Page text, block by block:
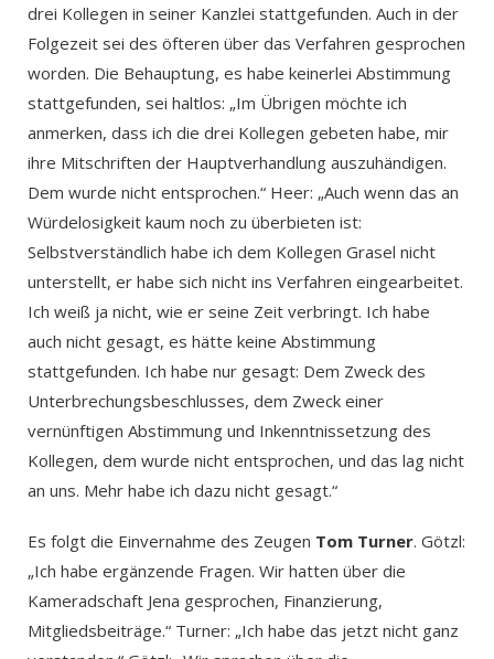
drei Kollegen in seiner Kanzlei stattgefunden. Auch in der
Folgezeit sei des öfteren über das Verfahren gesprochen
worden. Die Behauptung, es habe keinerlei Abstimmung
stattgefunden, sei haltlos: „Im Übrigen möchte ich
anmerken, dass ich die drei Kollegen gebeten habe, mir
ihre Mitschriften der Hauptverhandlung auszuhändigen.
Dem wurde nicht entsprochen.“ Heer: „Auch wenn das an
Würdelosigkeit kaum noch zu überbieten ist:
Selbstverständlich habe ich dem Kollegen Grasel nicht
unterstellt, er habe sich nicht ins Verfahren eingearbeitet.
Ich weiß ja nicht, wie er seine Zeit verbringt. Ich habe
auch nicht gesagt, es hätte keine Abstimmung
stattgefunden. Ich habe nur gesagt: Dem Zweck des
Unterbrechungsbeschlusses, dem Zweck einer
vernünftigen Abstimmung und Inkenntnissetzung des
Kollegen, dem wurde nicht entsprochen, und das lag nicht
an uns. Mehr habe ich dazu nicht gesagt.“
Es folgt die Einvernahme des Zeugen Tom Turner. Götzl:
„Ich habe ergänzende Fragen. Wir hatten über die
Kameradschaft Jena gesprochen, Finanzierung,
Mitgliedsbeiträge.“ Turner: „Ich habe das jetzt nicht ganz